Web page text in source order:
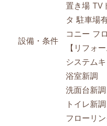
設備・条件
置き場 TV
タ 駐車場
コニー フ
【リフォ
システム
浴室新調
洗面台新調
トイレ新調
フローリ